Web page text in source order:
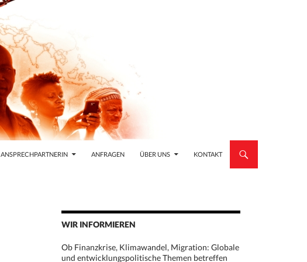
ANSPRECHPARTNERIN ANFRAGEN ÜBER UNS KONTAKT
WIR INFORMIEREN
Ob Finanzkrise, Klimawandel, Migration: Globale
und entwicklungspolitische Themen betreffen